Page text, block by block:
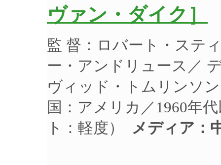
ヴァン・ダイク］
監 督：ロバート・ステ
ー・アンドリュース／
ヴィッド・トムリンソ
国：アメリカ／1960年
ト：軽度） メディア：